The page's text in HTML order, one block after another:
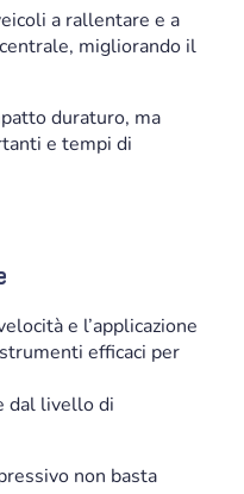
a rallentare e a
migliorando il
duraturo, ma
e tempi di
e l’applicazione
efficaci per
dal livello di
non basta